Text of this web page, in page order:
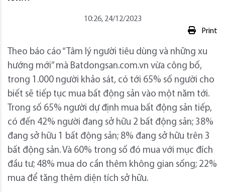
10:26, 24/12/2023
Print
Theo báo cáo “Tâm lý người tiêu dùng và những xu
hướng mới” mà Batdongsan.com.vn vừa công bố,
trong 1.000 người khảo sát, có tới 65% số người cho
biết sẽ tiếp tục mua bất động sản vào một năm tới.
Trong số 65% người dự định mua bất động sản tiếp,
có đến 42% người đang sở hữu 2 bất động sản; 38%
đang sở hữu 1 bất động sản; 8% đang sở hữu trên 3
bất động sản. Và 60% trong số đó mua với mục đích
đầu tư; 48% mua do cần thêm không gian sống; 22%
mua để tăng thêm diện tích sở hữu.